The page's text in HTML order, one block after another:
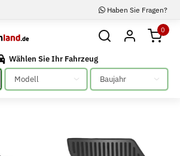
Haben Sie Fragen?
0
Wählen Sie Ihr Fahrzeug
Bitte auswählen Bitte auswählen